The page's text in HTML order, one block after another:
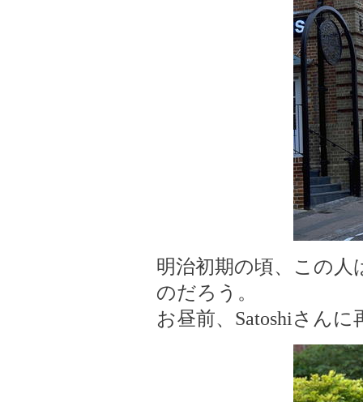
明治初期の頃、この
のだろう。
お昼前、Satoshiさん